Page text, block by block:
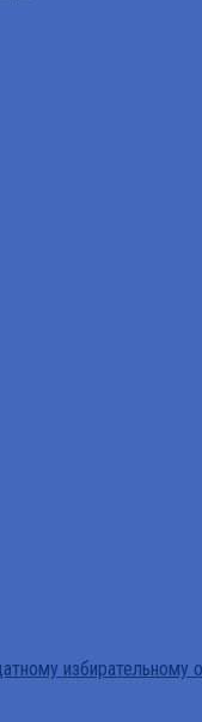
избирательному